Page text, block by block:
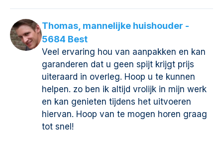
Thomas, mannelijke huishouder -
5684 Best
Veel ervaring hou van aanpakken en kan
garanderen dat u geen spijt krijgt prijs
uiteraard in overleg. Hoop u te kunnen
helpen. zo ben ik altijd vrolijk in mijn werk
en kan genieten tijdens het uitvoeren
hiervan. Hoop van te mogen horen graag
tot snel!